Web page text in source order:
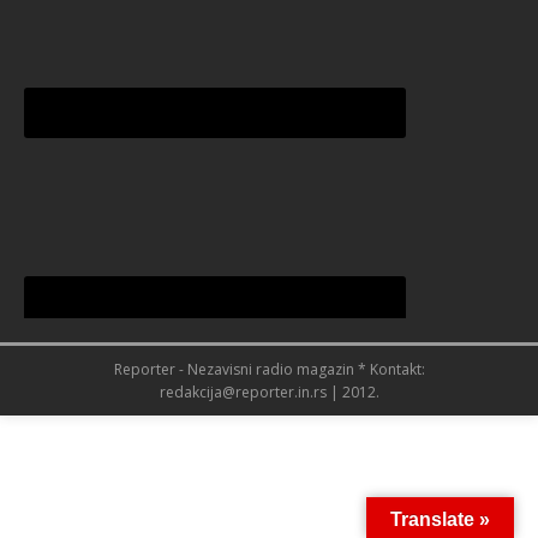
Reporter - Nezavisni radio magazin * Kontakt:
redakcija@reporter.in.rs | 2012.
Translate »